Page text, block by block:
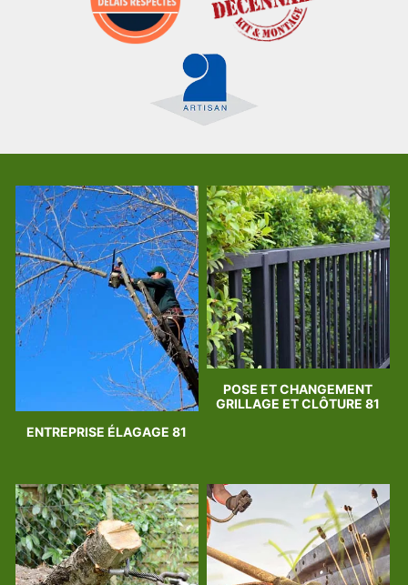
ENTREPRISE ÉLAGAGE 81
POSE ET CHANGEMENT
GRILLAGE ET CLÔTURE 81